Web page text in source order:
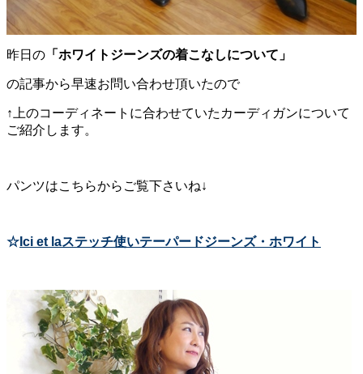
昨日の 「ホワイトジーンズの着こなしについて」
の記事から早速お問い合わせ頂いたので
↑上のコーディネートに合わせていたカーディガンについて
ご紹介します。
パンツはこちらからご覧下さいね↓
☆ Ici et laステッチ使いテーパードジーンズ・ホワイト